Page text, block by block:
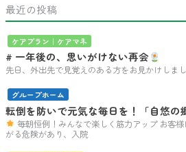
最近の投稿
ケアプラン｜ケアマネ
# 一年後の、思いがけない再会
先日、外出先で見覚えのある方をお見かけしま
グループホーム
転倒を防いで元気な毎日を！「自悠の
毎朝恒例！みんなで楽しく筋力アップ お客
がる危険があり、入院